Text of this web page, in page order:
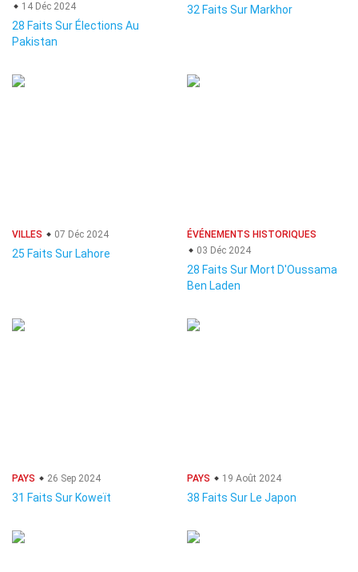
14 Déc 2024
28 Faits Sur Élections Au
Pakistan
32 Faits Sur Markhor
VILLES 07 Déc 2024
25 Faits Sur Lahore
ÉVÉNEMENTS HISTORIQUES
03 Déc 2024
28 Faits Sur Mort D'Oussama
Ben Laden
PAYS 26 Sep 2024
31 Faits Sur Koweït
PAYS 19 Août 2024
38 Faits Sur Le Japon